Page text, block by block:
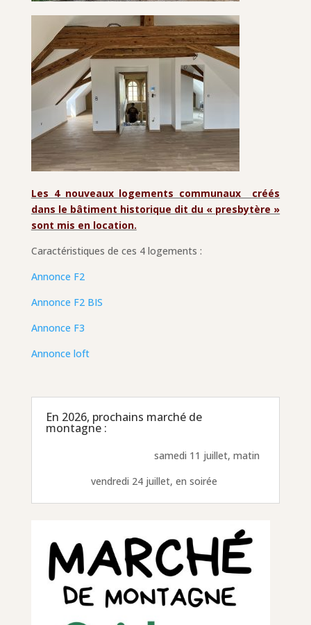
Les 4 nouveaux logements communaux créés
dans le bâtiment historique dit du « presbytère »
sont mis en location.
Caractéristiques de ces 4 logements :
Annonce F2
Annonce F2 BIS
Annonce F3
Annonce loft
En 2026, prochains marché de
montagne :
samedi 11 juillet, matin
vendredi 24 juillet, en soirée